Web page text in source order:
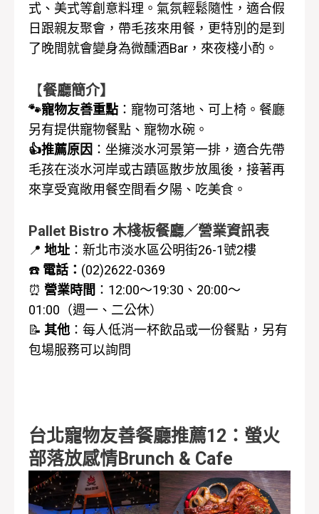
式、美式等創意料理。氣氛輕鬆隨性，適合假
日跟親友聚會，帶毛孩來用餐，更特別的是到
了晚間就會變身為微醺酒Bar，來夜棧小酌。
【餐廳簡介】
🐾寵物友善重點 ：寵物可落地、可上椅。餐廳
另有提供寵物餐點、寵物水碗。
👍推薦原因 ：坐擁淡水河景第一排，適合先帶
毛孩在淡水河岸或古蹟區散步放風後，接著再
來享受寬敞用餐空間看夕陽、吃美食。
Pallet Bistro 木棧板餐廳／營業資訊表
📍 地址 ：新北市淡水區公明街26-1號2樓
☎️ 電話： (02)2622-0369
⏰ 營業時間 ： 12:00～19:30、20:00～
01:00（週一、二公休）
📝 其他 ：每人低消一杯飲品或一份餐點，另有
包場服務可以詢問
台北寵物友善餐廳推薦12：螢火
部落放感情Brunch & Cafe